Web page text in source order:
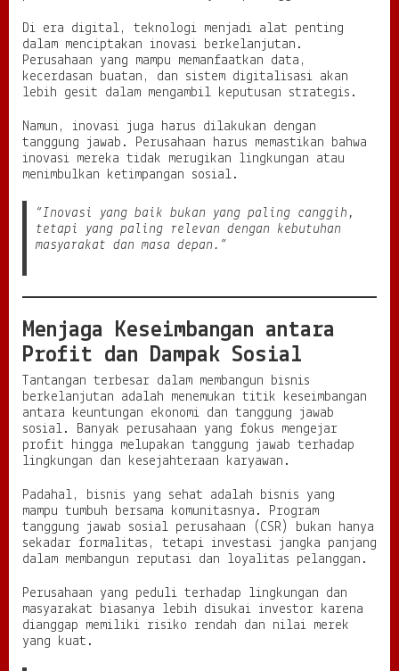
Di era digital, teknologi menjadi alat penting
dalam menciptakan inovasi berkelanjutan.
Perusahaan yang mampu memanfaatkan data,
kecerdasan buatan, dan sistem digitalisasi akan
lebih gesit dalam mengambil keputusan strategis.
Namun, inovasi juga harus dilakukan dengan
tanggung jawab. Perusahaan harus memastikan bahwa
inovasi mereka tidak merugikan lingkungan atau
menimbulkan ketimpangan sosial.
“Inovasi yang baik bukan yang paling canggih,
tetapi yang paling relevan dengan kebutuhan
masyarakat dan masa depan.”
Menjaga Keseimbangan antara
Profit dan Dampak Sosial
Tantangan terbesar dalam membangun bisnis
berkelanjutan adalah menemukan titik keseimbangan
antara keuntungan ekonomi dan tanggung jawab
sosial. Banyak perusahaan yang fokus mengejar
profit hingga melupakan tanggung jawab terhadap
lingkungan dan kesejahteraan karyawan.
Padahal, bisnis yang sehat adalah bisnis yang
mampu tumbuh bersama komunitasnya. Program
tanggung jawab sosial perusahaan (CSR) bukan hanya
sekadar formalitas, tetapi investasi jangka panjang
dalam membangun reputasi dan loyalitas pelanggan.
Perusahaan yang peduli terhadap lingkungan dan
masyarakat biasanya lebih disukai investor karena
dianggap memiliki risiko rendah dan nilai merek
yang kuat.